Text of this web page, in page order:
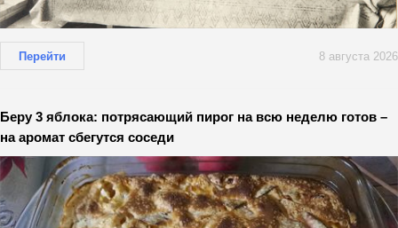
Перейти 8 августа 2026
Беру 3 яблока: потрясающий пирог на всю неделю готов –
на аромат сбегутся соседи